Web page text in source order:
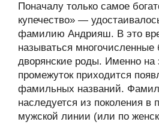
Поначалу только самое
купечество» —
фамилию Андрияш. В это
называться многочисленные
дворянские роды. Именно на
промежуток приходится
фамильных названий.
наследуется из поколения в
мужской линии (или по